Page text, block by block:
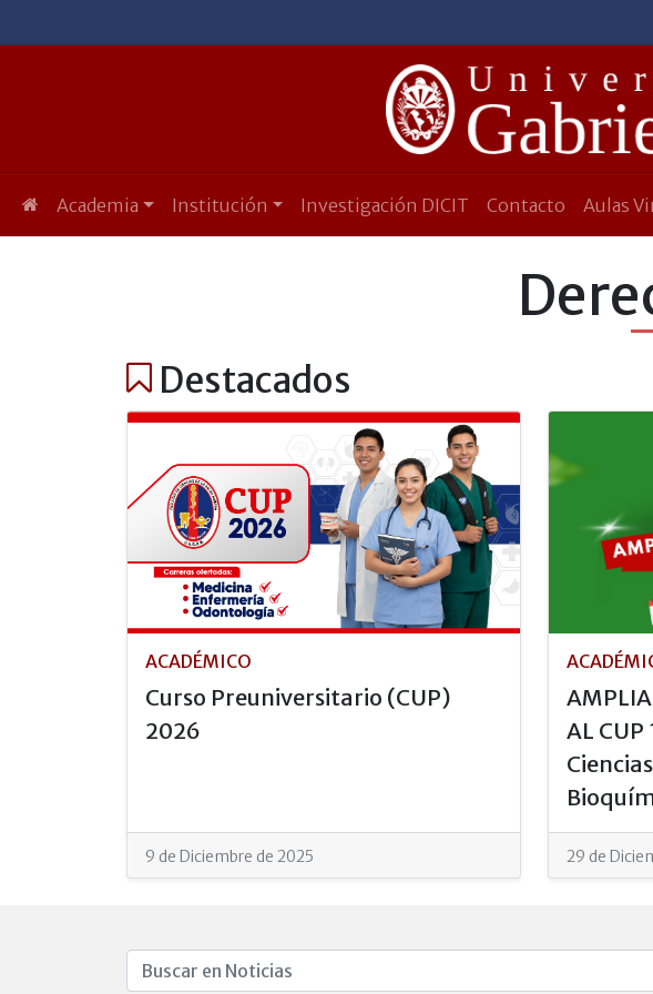
Academia Institución Investigación DICIT Contacto Aulas
Destacados
ACADÉMICO
Curso Preuniversitario (CUP)
2026
9 de Diciembre de 2025
AL
29 de